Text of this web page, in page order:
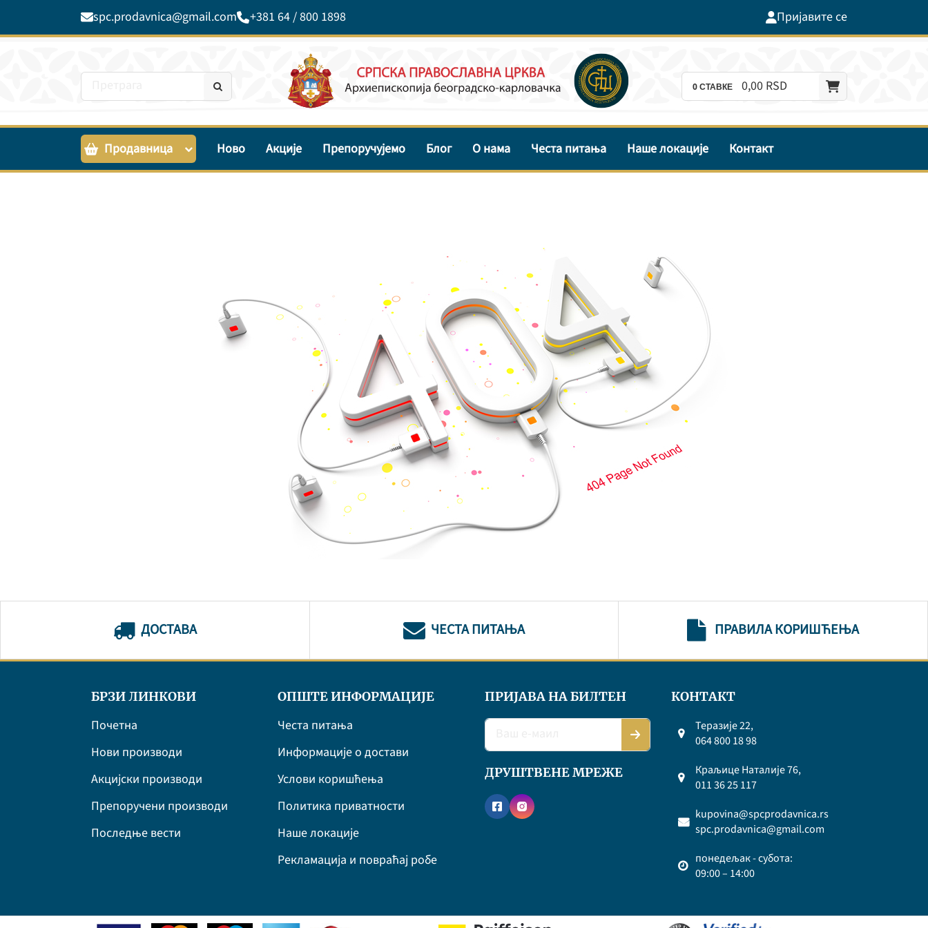
spc.prodavnica@gmail.com +381 64 / 800 1898 Пријавите се
0СТАВКЕ 0,00 RSD
Продавница Ново Акције Препоручујемо Блог О нама Честа питања Наше локације Контакт
ДОСТАВА ЧЕСТА ПИТАЊА ПРАВИЛА КОРИШЋЕЊА
БРЗИ ЛИНКОВИ
Почетна
Нови производи
Акцијски производи
Препоручени производи
Последње вести
ОПШТЕ ИНФОРМАЦИЈЕ
Честа питања
Информације о достави
Услови коришћења
Политика приватности
Наше локације
Рекламација и повраћај робе
ПРИЈАВА НА БИЛТЕН
ДРУШТВЕНЕ МРЕЖЕ
КОНТАКТ
Теразије 22,
064 800 18 98
Краљице Наталије 76,
011 36 25 117
kupovina@spcprodavnica.rs
spc.prodavnica@gmail.com
понедељак - субота:
09:00 – 14:00